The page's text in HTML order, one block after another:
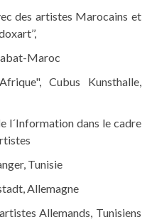
des artistes Marocains et
Maroc
Cubus Kunsthalle,
l´Information dans le cadre
Tunisie
Allemagne
Allemands, Tunisiens